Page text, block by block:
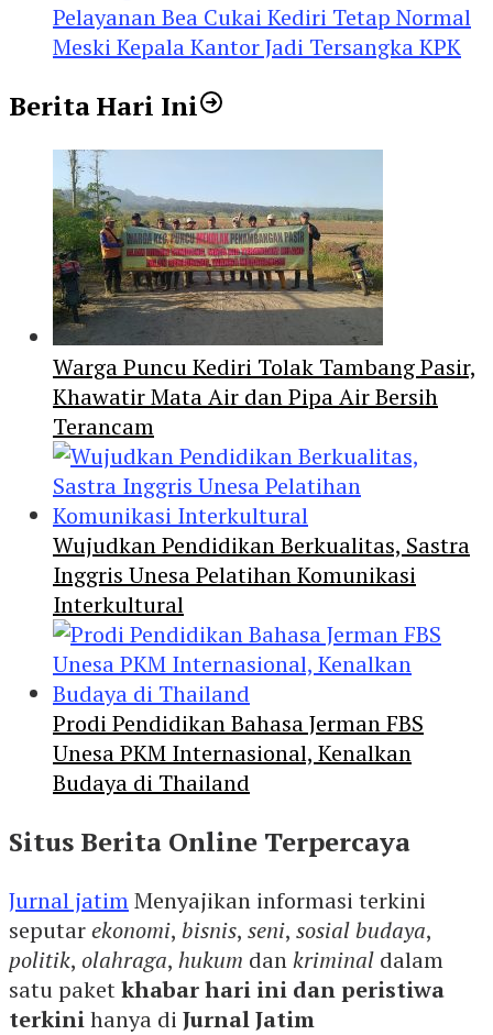
Pelayanan Bea Cukai Kediri Tetap Normal
Meski Kepala Kantor Jadi Tersangka KPK
Berita Hari Ini
Warga Puncu Kediri Tolak Tambang Pasir,
Khawatir Mata Air dan Pipa Air Bersih
Terancam
Wujudkan Pendidikan Berkualitas, Sastra
Inggris Unesa Pelatihan Komunikasi
Interkultural
Prodi Pendidikan Bahasa Jerman FBS
Unesa PKM Internasional, Kenalkan
Budaya di Thailand
Situs Berita Online Terpercaya
Jurnal jatimMenyajikan informasi terkini
seputarekonomi, bisnis, seni, sosial budaya,
politik, olahraga, hukum dankriminal dalam
satu paketkhabar hari ini dan peristiwa
terkinihanya di Jurnal Jatim